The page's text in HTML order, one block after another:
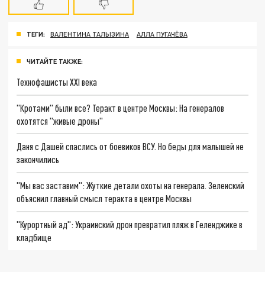
ТЕГИ: ВАЛЕНТИНА ТАЛЫЗИНА АЛЛА ПУГАЧЁВА
ЧИТАЙТЕ ТАКЖЕ:
Технофашисты XXI века
"Кротами" были все? Теракт в центре Москвы: На генералов
охотятся "живые дроны"
Даня с Дашей спаслись от боевиков ВСУ. Но беды для малышей не
закончились
"Мы вас заставим": Жуткие детали охоты на генерала. Зеленский
объяснил главный смысл теракта в центре Москвы
"Курортный ад": Украинский дрон превратил пляж в Геленджике в
кладбище